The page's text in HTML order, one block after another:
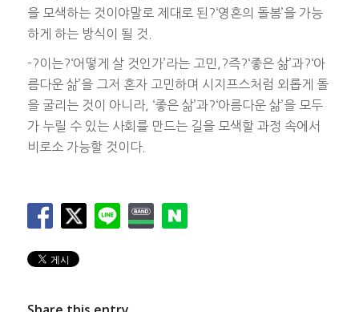
을 모색하는 것이야말로 제대로 된?‘영혼의 돌봄’을 가능
하게 하는 방식이 될 것.
-?이는?‘어떻게 살 것인가’라는 고민,?즉?‘좋은 삶’과?‘아
름다운 삶’을 그저 혼자 고민하며 시지프스처럼 외롭게 돌
을 굴리는 것이 아니라, ‘좋은 삶’과?‘아름다운 삶’을 모두
가 누릴 수 있는 사회를 만드는 길을 모색할 과정 속에서
비로소 가능할 것이다.